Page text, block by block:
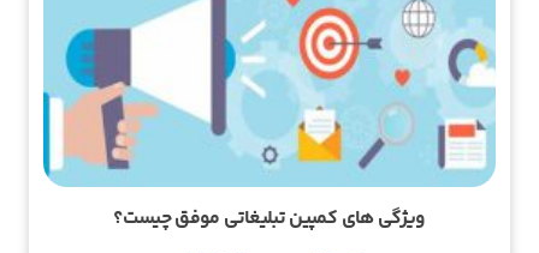
کمپین فروش در اینستاگرام چیست؟ (ایده ها، انواع و نحوه
اجرا)